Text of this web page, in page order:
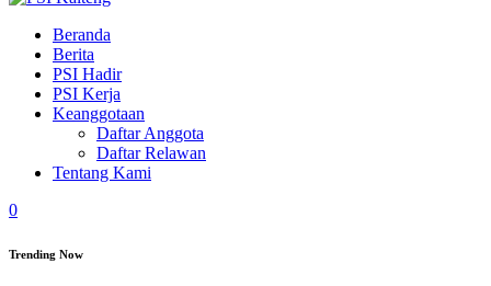
Beranda
Berita
PSI Hadir
PSI Kerja
Keanggotaan
Daftar Anggota
Daftar Relawan
Tentang Kami
0
Trending Now